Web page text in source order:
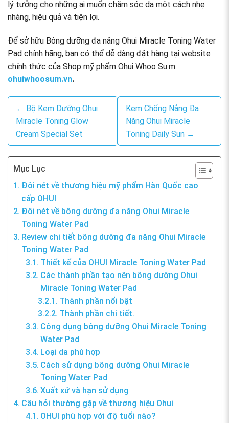
lý tưởng cho những ai muốn chăm sóc da một cách nhẹ
nhàng, hiệu quả và tiện lợi.
Để sở hữu Bông dưỡng đa năng Ohui Miracle Toning Water
Pad chính hãng, bạn có thể dễ dàng đặt hàng tại website
chính thức của Shop mỹ phẩm Ohui Whoo Su:m:
ohuiwhoosum.vn.
← Bộ Kem Dưỡng Ohui
Miracle Toning Glow
Cream Special Set
Kem Chống Nắng Đa
Năng Ohui Miracle
Toning Daily Sun →
Mục Lục
Đôi nét về thương hiệu mỹ phẩm Hàn Quốc cao
cấp OHUI
Đôi nét về bông dưỡng đa năng Ohui Miracle
Toning Water Pad
Review chi tiết bông dưỡng đa năng Ohui Miracle
Toning Water Pad
Thiết kế của OHUI Miracle Toning Water Pad
Các thành phần tạo nên bông dưỡng Ohui
Miracle Toning Water Pad
Thành phần nổi bật
Thành phần chi tiết.
Công dụng bông dưỡng Ohui Miracle Toning
Water Pad
Loại da phù hợp
Cách sử dụng bông dưỡng Ohui Miracle
Toning Water Pad
Xuất xứ và hạn sử dụng
Câu hỏi thường gặp về thương hiệu Ohui
OHUI phù hợp với độ tuổi nào?